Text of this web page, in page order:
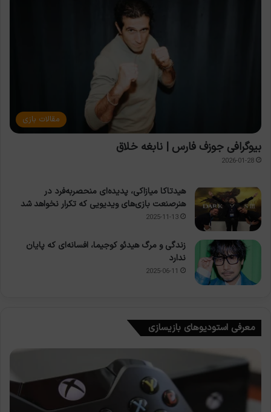
مقالات بازی
بیوگرافی جوزف فارس | نابغه خلاق
2026-01-28
هیدتاکا میازاکی، پدیده‌ای منحصربه‌فرد در
هنرصنعت بازی‌های ویدیویی که تکرار نخواهد شد
2025-11-13
زندگی و مرگ هیدئو کوجیما، افسانه‌ای که پایان
ندارد
2025-06-11
معرفی استودیوهای بازیسازی